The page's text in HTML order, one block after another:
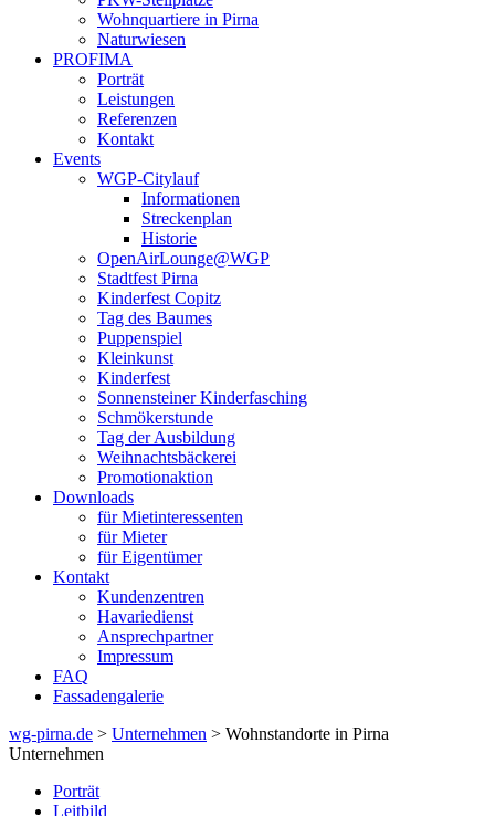
Wohnquartiere in Pirna
Naturwiesen
PROFIMA
Porträt
Leistungen
Referenzen
Kontakt
Events
WGP-Citylauf
Informationen
Streckenplan
Historie
OpenAirLounge@WGP
Stadtfest Pirna
Kinderfest Copitz
Tag des Baumes
Puppenspiel
Kleinkunst
Kinderfest
Sonnensteiner Kinderfasching
Schmökerstunde
Tag der Ausbildung
Weihnachtsbäckerei
Promotionaktion
Downloads
für Mietinteressenten
für Mieter
für Eigentümer
Kontakt
Kundenzentren
Havariedienst
Ansprechpartner
Impressum
FAQ
Fassadengalerie
wg-pirna.de > Unternehmen > Wohnstandorte in Pirna
Unternehmen
Porträt
Leitbild